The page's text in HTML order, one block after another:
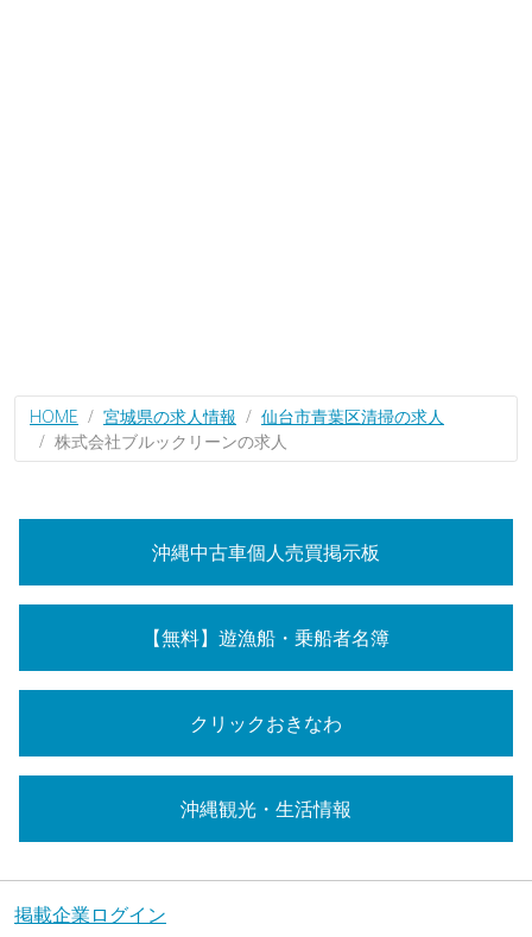
HOME 宮城県の求人情報
仙台市青葉区清掃の求人
株式会社ブルックリーンの求人
沖縄中古車個人売買掲示板
【無料】遊漁船・乗船者名簿
クリックおきなわ
沖縄観光・生活情報
掲載企業ログイン